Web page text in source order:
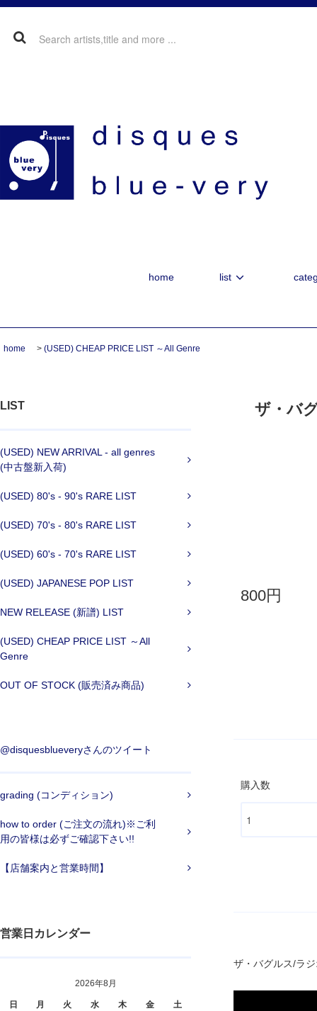
home list
home > (USED) CHEAP PRICE LIST ～All Genre
LIST
(USED) NEW ARRIVAL - all genres
(中古盤新入荷)
(USED) 80's - 90's RARE LIST
(USED) 70's - 80's RARE LIST
(USED) 60's - 70's RARE LIST
(USED) JAPANESE POP LIST
NEW RELEASE (新譜) LIST
(USED) CHEAP PRICE LIST ～All
Genre
OUT OF STOCK (販売済み商品)
@disquesblueveryさんのツイート
grading (コンディション)
how to order (ご注文の流れ)※ご利
用の皆様は必ずご確認下さい!!
【店舗案内と営業時間】
営業日カレンダー
2026年8月
日 月 火 水 木 金 土
ザ・バ
800円
購入数
ザ・バグルス/ラ